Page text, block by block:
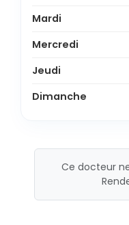
Mardi
Mercredi
Jeudi
Dimanche
Ce docteur